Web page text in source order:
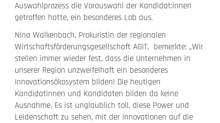
Auswahlprozess die Vorauswahl der Kandidat:innen
getroffen hatte, ein besonderes Lob aus.
Nina Walkenbach, Prokuristin der regionalen
Wirtschaftsförderungsgesellschaft AGIT, bemerkte: „Wir
stellen immer wieder fest, dass die Unternehmen in
unserer Region unzweifelhaft ein besonderes
Innovationsökosystem bilden! Die heutigen
Kandidatinnen und Kandidaten bilden da keine
Ausnahme. Es ist unglaublich toll, diese Power und
Leidenschaft zu sehen, mit der Innovationen auf die